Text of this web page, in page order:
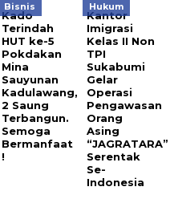
Bisnis
Kado
Terindah
HUT ke-5
Pokdakan
Mina
Sauyunan
Kadulawang,
2 Saung
Terbangun.
Semoga
Bermanfaat
!
Hukum
Kantor
Imigrasi
Kelas II Non
TPI
Sukabumi
Gelar
Operasi
Pengawasan
Orang
Asing
“JAGRATARA”
Serentak
Se-
Indonesia